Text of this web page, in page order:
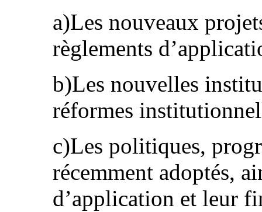
a)Les nouveaux
règlements
b)Les nouvelles
réformes
c)Les politiques,
récemment adoptés,
d’application et leur